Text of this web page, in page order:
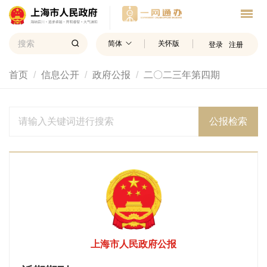
简体 关怀版 登录 注册
首页 信息公开 政府公报 二〇二三年第四期
公报检索
上海市人民政府公报